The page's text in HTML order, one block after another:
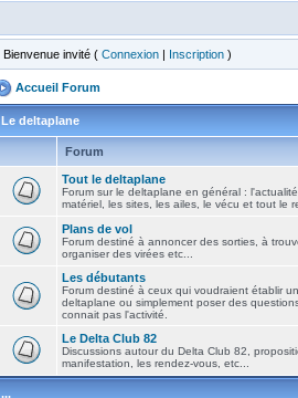
Bienvenue invité ( Connexion | Inscription )
Accueil Forum
Le deltaplane
Forum
Tout le deltaplane
Forum sur le deltaplane en général :
matériel, les sites, les ailes, le vécu et tout le
Plans de vol
Forum destiné à annoncer des sorties, à
organiser des virées etc...
Les débutants
Forum destiné à ceux qui voudraient établir
deltaplane ou simplement poser des
connait pas l'activité.
Le Delta Club 82
Discussions autour du Delta Club 82,
manifestation, les rendez-vous, etc...
...